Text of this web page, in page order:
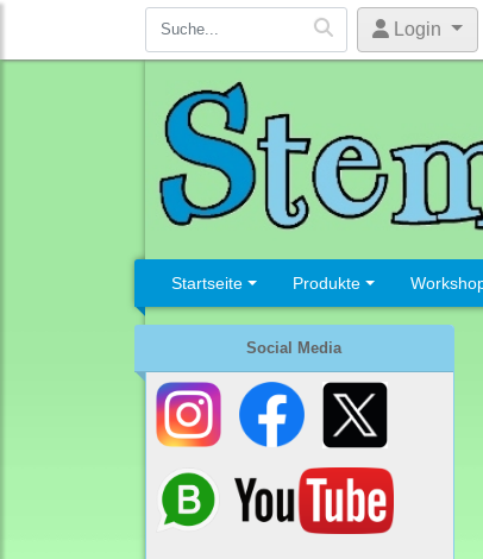
Login
Startseite Produkte
Social Media